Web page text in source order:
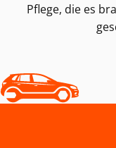
Pflege, die es